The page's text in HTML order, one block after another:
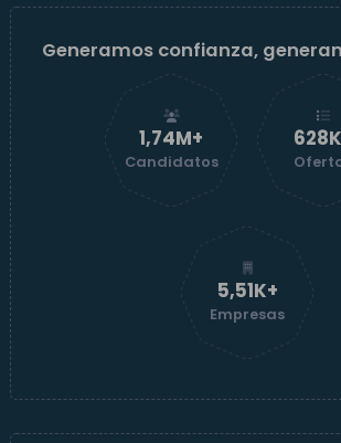
Generamos confianza,
1,74M+
Candidatos
5,52K+
Empresas